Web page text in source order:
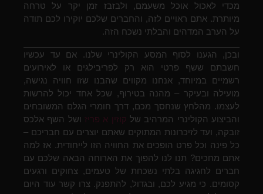
מכדי לאכול אוכל משעמם, ולבזבז זמן יקר על טרחה
מיותרת. אתם ראויים לזה, והחברים שלכם יוקירו לכם תודה
על הערב המדהים והבלתי נשכח הזה.
ובכן, הגענו לסוף המסע הקולינרי שלנו. אם עד עכשיו
חשבתם ששף פרטי הוא רק לפריבילגים או לאירועים
רשמיים במיוחד, אנחנו מקווים שהבנו שזו חוויה נגישה,
מועילה ובעיקר – מהנה בטירוף, שכל אחד יכול להרשות
לעצמו. מהלחץ שנחסך מכם, דרך חומרי הגלם המשובחים
והביצוע הקולינרי המרהיב של קוזין א פריז ושל השף אלכס
זובקה, ועד לזיכרונות המתוקים שאתם יוצרים עם חבריכם –
כל פינה וכל פרט הופכים את החוויה הזו לייחודית. אז למה
אתם מחכים? תנו לנו להפוך את הארוחה הבאה שלכם עם
חברים לחגיגה בלתי נשכחת של טעמים, צחוקים ורגעים
קסומים. כי מגיע לכם, ובגדול, להתפנק. צרו קשר עוד היום